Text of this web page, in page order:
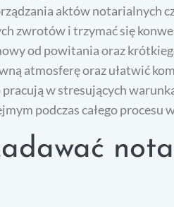
aktów notarialnych
zwrotów i trzymać się
od powitania oraz
atmosferę oraz ułatwić
w stresujących
podczas całego procesu